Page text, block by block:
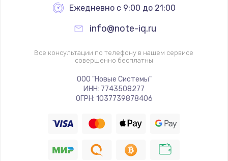
Ежедневно с 9:00 до 21:00
info@note-iq.ru
Все консультации по телефону в нашем сервисе
совершенно бесплатны
ООО "Новые Системы"
ИНН: 7743508277
ОГРН: 1037739878406